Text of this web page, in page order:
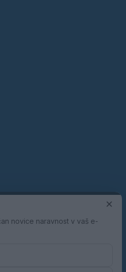
×
novice naravnost v vaš e-